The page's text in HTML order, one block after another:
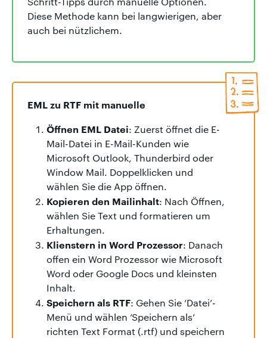
Diese Methode kann bei langwierigen, aber
auch bei nützlichem.
EML zu RTF mit manuelle
Öffnen EML Datei: Zuerst öffnet die E-
Mail-Datei in E-Mail-Kunden wie
Microsoft Outlook, Thunderbird oder
Window Mail. Doppelklicken und
wählen Sie die App öffnen.
Kopieren den Mailinhalt: Nach Öffnen,
wählen Sie Text und formatieren um
Erhaltungen.
Klienstern in Word Prozessor: Danach
offen ein Word Prozessor wie Microsoft
Word oder Google Docs und kleinsten
Inhalt.
Speichern als RTF: Gehen Sie ‘Datei’-
Menü und wählen ‘Speichern als’
richten Text Format (.rtf) und speichern